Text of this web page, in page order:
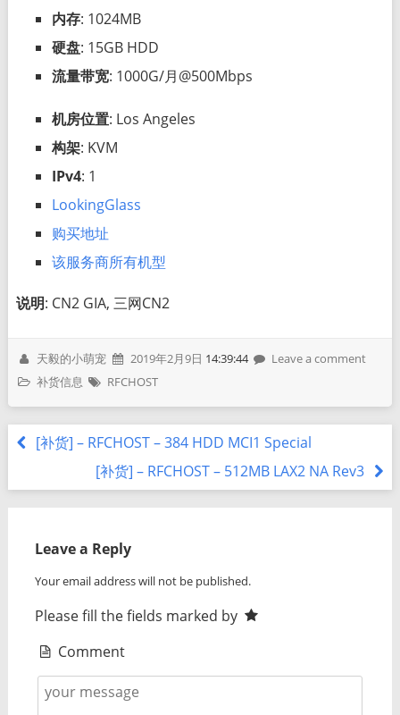
内存: 1024MB
硬盘: 15GB HDD
流量带宽: 1000G/月@500Mbps
机房位置: Los Angeles
构架: KVM
IPv4: 1
LookingGlass
购买地址
该服务商所有机型
说明: CN2 GIA, 三网CN2
天毅的小萌宠 2019年2月9日 14:39:44
Leave a comment
补货信息
RFCHOST
[补货] – RFCHOST – 384 HDD MCI1 Special
[补货] – RFCHOST – 512MB LAX2 NA Rev3
Leave a Reply
Your email address will not be published.
Please fill the fields marked by
Comment